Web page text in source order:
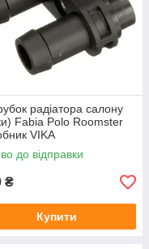
радіатора салону
Fabia Polo Roomster
VIKA
до відправки
₴
Купити